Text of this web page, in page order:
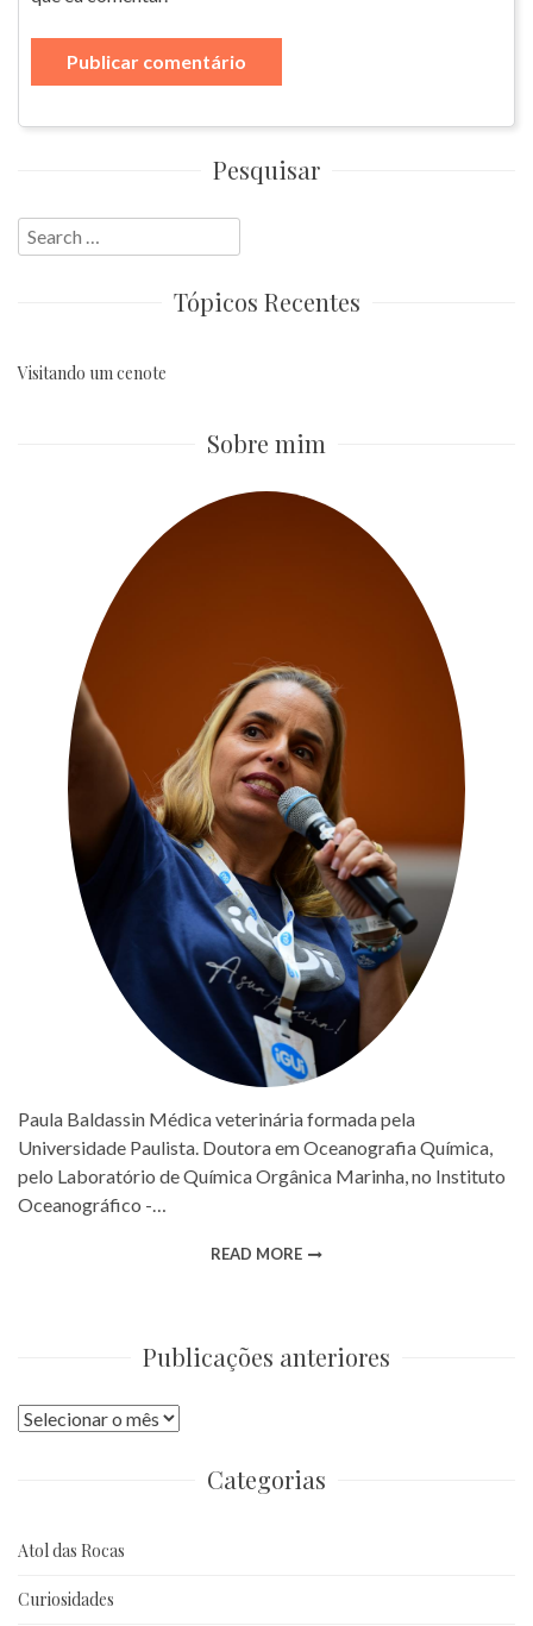
Pesquisar
Search
for:
Tópicos Recentes
Visitando um cenote
Sobre mim
Paula Baldassin Médica veterinária formada pela
Universidade Paulista. Doutora em Oceanografia Química,
pelo Laboratório de Química Orgânica Marinha, no Instituto
Oceanográfico -…
READ MORE
Publicações anteriores
Publicações
Categorias
Atol das Rocas
Curiosidades